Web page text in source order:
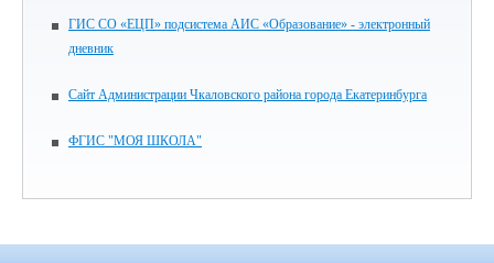
ГИС СО «ЕЦП» подсистема АИС «Образование» - электронный
дневник
Сайт Администрации Чкаловского района города Екатеринбурга
ФГИС "МОЯ ШКОЛА"